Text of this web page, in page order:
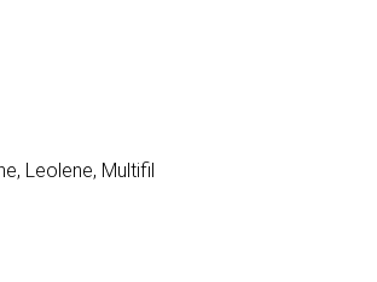
Leolene, Multifil